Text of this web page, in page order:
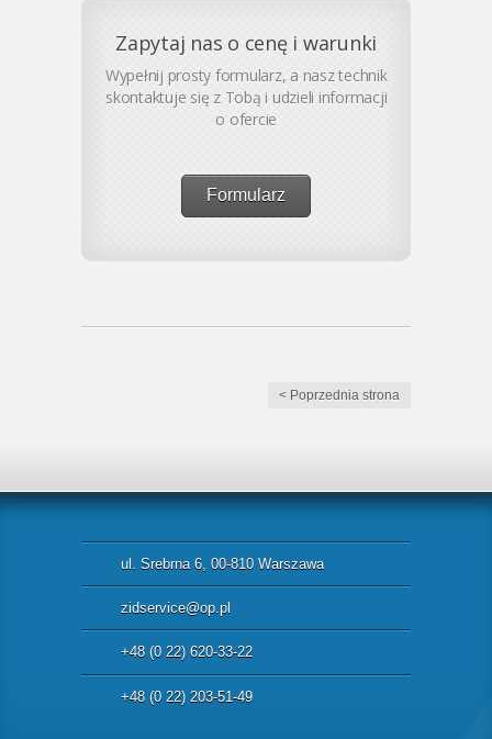
Zapytaj nas o cenę i warunki
Wypełnij prosty formularz, a nasz technik
skontaktuje się z Tobą i udzieli informacji
o ofercie
Formularz
< Poprzednia strona
ul. Srebrna 6, 00-810 Warszawa
zidservice@op.pl
+48 (0 22) 620-33-22
+48 (0 22) 203-51-49